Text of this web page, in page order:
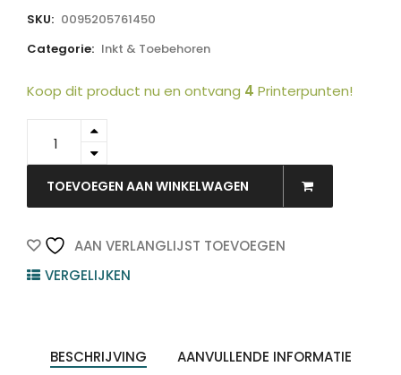
SKU: 0095205761450
Categorie: Inkt & Toebehoren
Koop dit product nu en ontvang 4 Printerpunten!
108R00955
Xerox
quantity
TOEVOEGEN AAN WINKELWAGEN
AAN VERLANGLIJST TOEVOEGEN
VERGELIJKEN
BESCHRIJVING
AANVULLENDE INFORMATIE